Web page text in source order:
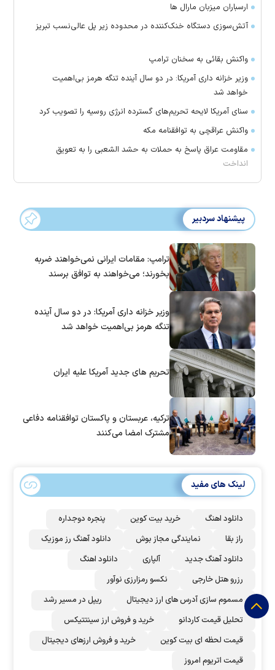
ارسباران میزبان مارال ها
آتش‌سوزی دستگاه خنک‌کننده در محدوده زیر پل عالی‌نسب تبریز
واکنش بقائی به سخنان ترامپ
وزیر خزانه داری آمریکا: در دو سال آینده تنگه هرمز بی‌اهمیت
خواهد شد
سنای آمریکا لایحه تحریم‌های گسترده انرژی روسیه را تصویب کرد
واکنش عراقچی به توافقنامه مکه
مقاومت عراق پاسخ به حملات به حشد الشعبی را به تعویق
انداخت
پیشنهاد سردبیر
ترامپ: مقامات ایرانی نمی‌خواهند ضربه
بخورند؛ می‌خواهند به توافق برسند
وزیر خزانه داری آمریکا: در دو سال آینده
تنگه هرمز بی‌اهمیت خواهد شد
تحریم های جدید آمریکا علیه ایران
ترکیه، عربستان و پاکستان توافقنامه دفاعی
مشترک امضا می‌کنند
لینک های مفید
دانلود اهنگ خرید بیت کوین
پنجره دوجداره
راز بقا
نمایندگی مجاز بوش
دانلود آهنگ رز‌ موزیک
دانلود آهنگ جدید
آلپاری
دانلود اهنگ
رزرو هتل خارجی
نکسو رمزارزی نوآور
مسموم سازی آدرس های ارز دیجیتال
ریپل در مسیر رشد
تحلیل قیمت کاردانو
خرید و فروش ارز سینتتیکس
قیمت لحظه ای بیت کوین
خرید و فروش ارزهای دیجیتال
قیمت اتریوم امروز